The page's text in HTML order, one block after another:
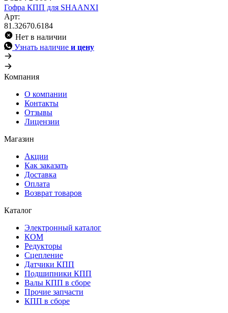
Гофра КПП для SHAANXI
Арт:
81.32670.6184
Нет в наличии
Узнать наличие и цену
Компания
О компании
Контакты
Отзывы
Лицензии
Магазин
Акции
Как заказать
Доставка
Оплата
Возврат товаров
Каталог
Электронный каталог
КОМ
Редукторы
Сцепление
Датчики КПП
Подшипники КПП
Валы КПП в сборе
Прочие запчасти
КПП в сборе